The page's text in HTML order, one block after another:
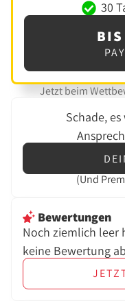
30
Jetzt beim
Schade,
(Und
Bewertungen
Noch ziemlich leer
keine Bewertung